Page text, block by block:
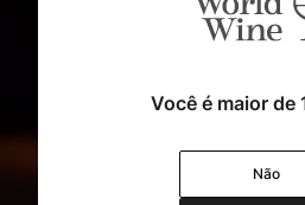
Cadastre o seu e-
com exclusividade
Você é maior de
Não